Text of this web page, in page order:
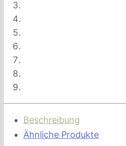
Beschreibung
Ähnliche Produkte